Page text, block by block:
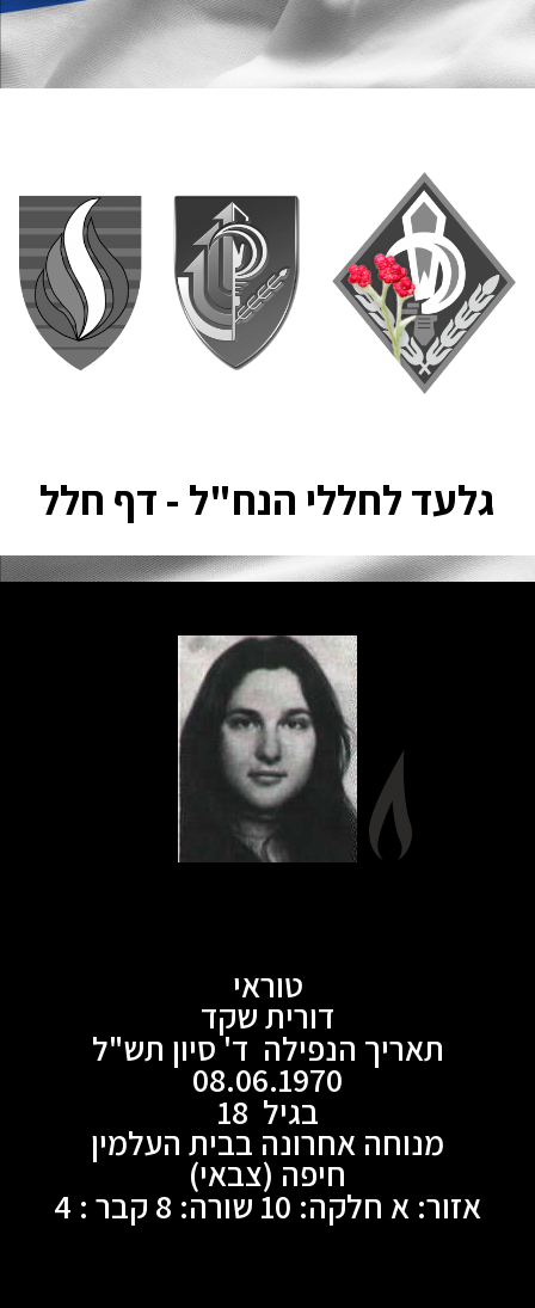
גלעד לחללי הנח"ל - דף חלל
טוראי
דורית שקד
תאריך הנפילה ד' סיון תש"ל
08.06.1970
בגיל 18
מנוחה אחרונה בבית העלמין
חיפה (צבאי)
אזור: א חלקה: 10 שורה: 8 קבר : 4